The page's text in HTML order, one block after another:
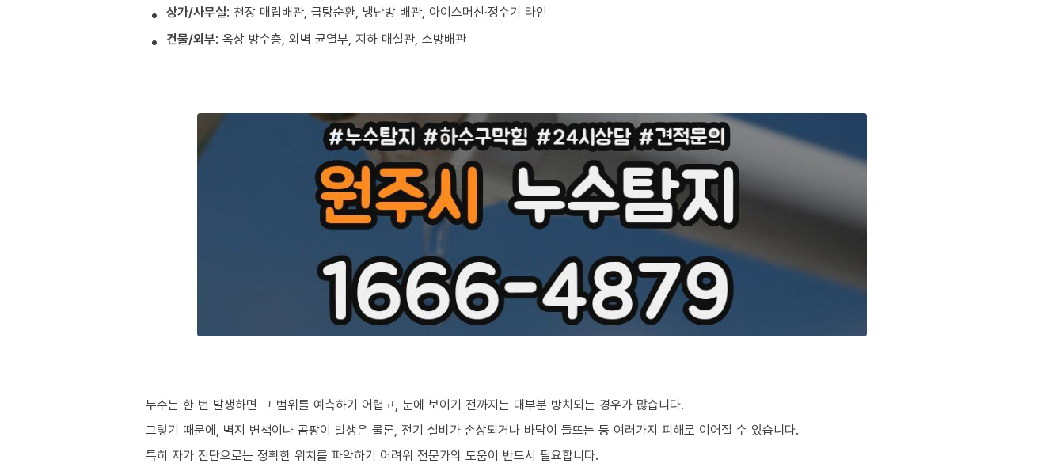
상가/사무실: 천장 매립배관, 급탕순환, 냉난방 배관, 아이스머신·정수기 라인
건물/외부: 옥상 방수층, 외벽 균열부, 지하 매설관, 소방배관
누수는 한 번 발생하면 그 범위를 예측하기 어렵고, 눈에 보이기 전까지는 대부분 방치되는 경우가 많습니다.
그렇기 때문에, 벽지 변색이나 곰팡이 발생은 물론, 전기 설비가 손상되거나 바닥이 들뜨는 등 여러가지 피해로 이어질 수 있습니다.
특히 자가 진단으로는 정확한 위치를 파악하기 어려워 전문가의 도움이 반드시 필요합니다.